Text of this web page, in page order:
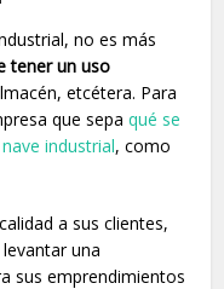
no es más
tener un uso
etcétera. Para
que sepaqué se
industrial, como
a sus clientes,
una
sus emprendimientos